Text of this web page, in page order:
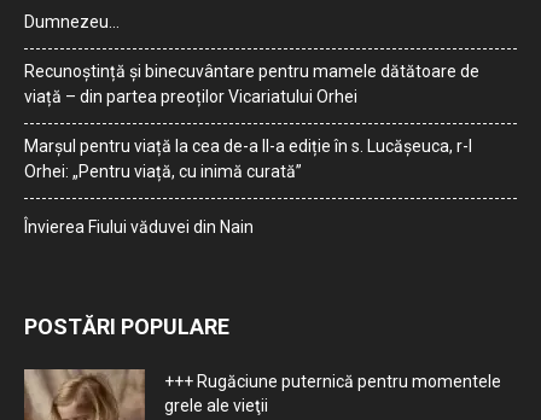
Dumnezeu…
Recunoștință și binecuvântare pentru mamele dătătoare de
viață – din partea preoților Vicariatului Orhei
Marșul pentru viață la cea de-a II-a ediție în s. Lucășeuca, r-l
Orhei: „Pentru viață, cu inimă curată”
Învierea Fiului văduvei din Nain
POSTĂRI POPULARE
+++ Rugăciune puternică pentru momentele
grele ale vieţii